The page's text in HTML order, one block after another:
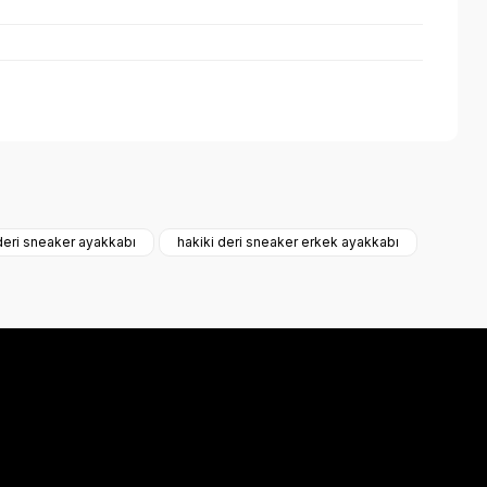
sneaker ayakkabı
hakiki deri sneaker erkek ayakkabı